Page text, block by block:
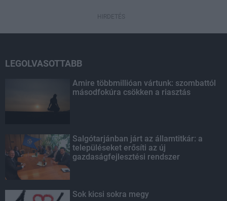
HIRDETÉS
LEGOLVASOTTABB
Amire többmillióan vártunk: szombattól
másodfokúra csökken a riasztás
Salgótarjánban járt az államtitkár: a
településeket erősíti az új
gazdaságfejlesztési rendszer
Sok kicsi sokra megy